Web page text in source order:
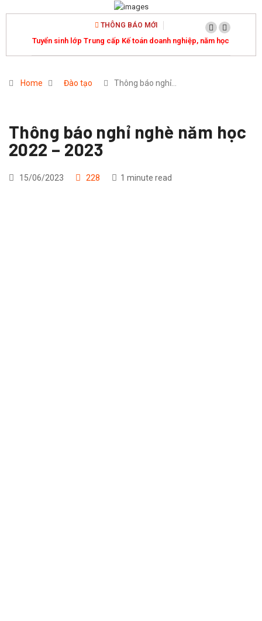
THÔNG BÁO MỚI
Tuyển sinh lớp Trung cấp Kế toán doanh nghiệp, năm học
2026-2027
Home Đào tạo Thông báo nghỉ…
Thông báo nghỉ nghè năm học
2022 – 2023
15/06/2023 228 1 minute read